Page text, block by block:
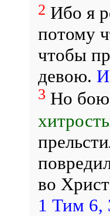
2 Ибо я
потому
чтобы
девою.
3 Но
во
1 Тим 6,